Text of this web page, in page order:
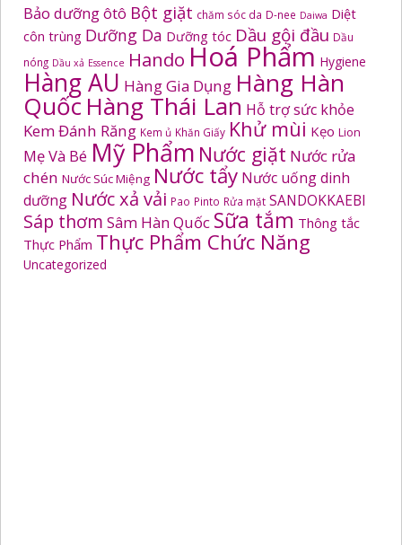
Bảo dưỡng ôtô Bột giặt chăm sóc da D-nee Daiwa Diệt
côn trùng Dưỡng Da Dưỡng tóc Dầu gội đầu Dầu
nóng Dầu xả Essence Hando Hoá Phẩm Hygiene
Hàng AU Hàng Gia Dụng Hàng Hàn
Quốc Hàng Thái Lan Hỗ trợ sức khỏe
Kem Đánh Răng Kem ủ Khăn Giấy Khử mùi Kẹo Lion
Mẹ Và Bé Mỹ Phẩm Nước giặt Nước rửa
chén Nước Súc Miệng Nước tẩy Nước uống dinh
dưỡng Nước xả vải Pao Pinto Rửa mặt SANDOKKAEBI
Sáp thơm Sâm Hàn Quốc Sữa tắm Thông tắc
Thực Phẩm Thực Phẩm Chức Năng
Uncategorized